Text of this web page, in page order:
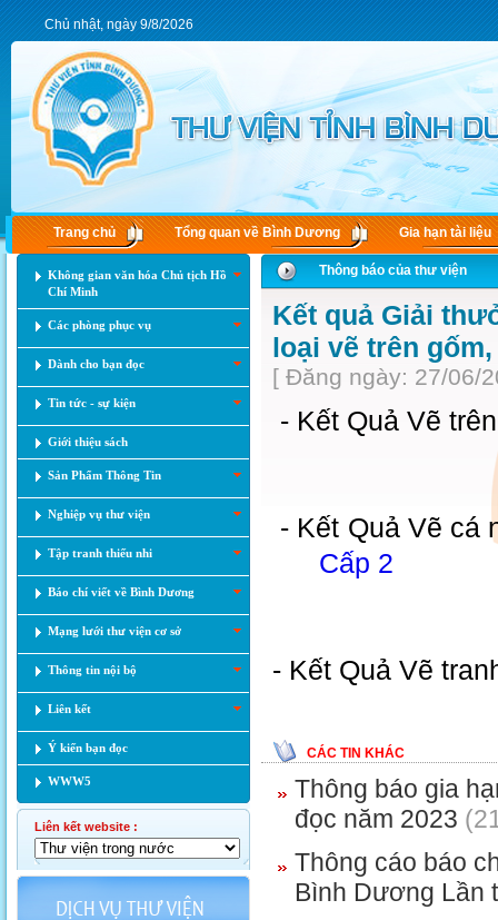
Chủ nhật, ngày 9/8/2026
Trang chủ Tổng quan về Bình Dương Gia hạn tài liệu
Không gian văn hóa Chủ tịch Hồ
Chí Minh
Các phòng phục vụ
Dành cho bạn đọc
Tin tức - sự kiện
Giới thiệu sách
Sản Phẩm Thông Tin
Nghiệp vụ thư viện
Tập tranh thiếu nhi
Báo chí viết về Bình Dương
Mạng lưới thư viện cơ sở
Thông tin nội bộ
Liên kết
Ý kiến bạn đọc
WWW5
Liên kết website :
Thông báo của thư viện
Kết quả Giải
loại vẽ trên
[ Đăng ngày: 27/06/
- Kết Quả Vẽ
- Kết Quả Vẽ
Cấp 2
- Kết Quả Vẽ
CÁC TIN KHÁC
Thông báo gia
đọc năm 2023
Thông cáo báo
Bình Dương Lần